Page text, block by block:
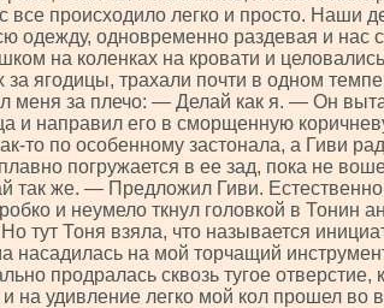
все происходило легко и просто. Наши
одежду, одновременно раздевая и нас
на коленках на кровати и
за ягодицы, трахали почти в одном
меня за плечо: — Делай как я. — Он
и направил его в сморщенную
то по особенному застонала, а Гиви
погружается в ее зад, пока не
так же. — Предложил Гиви.
и неумело ткнул головкой в Тонин
тут Тоня взяла, что называется
насадилась на мой торчащий
продралась сквозь тугое отверстие,
и на удивление легко мой кол прошел